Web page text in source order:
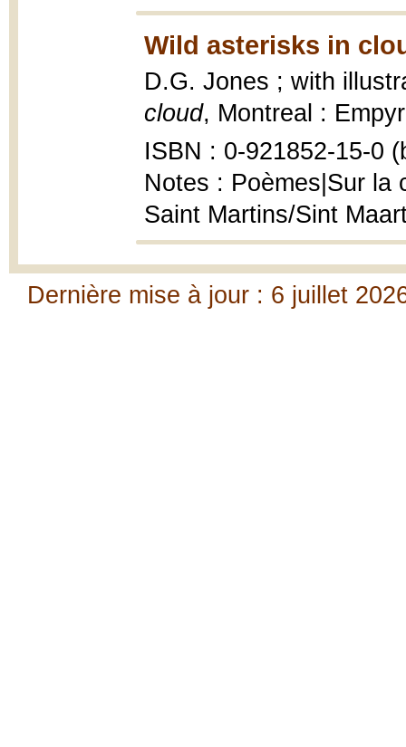
Wild asterisks in
D.G. Jones ; with
cloud, Montreal :
ISBN : 0-921852-15-0
Notes : Poèmes|Sur la
Saint Martins/Sint
Dernière mise à jour : 6 juillet